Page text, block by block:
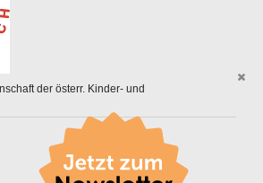
der österr. Kinder- und